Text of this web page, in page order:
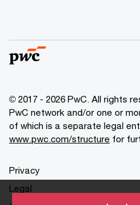
© 2017 - 2026 PwC. All rights
PwC network and/or one or
of which is a separate legal
www.pwc.com/structure for
Privacy
Legal